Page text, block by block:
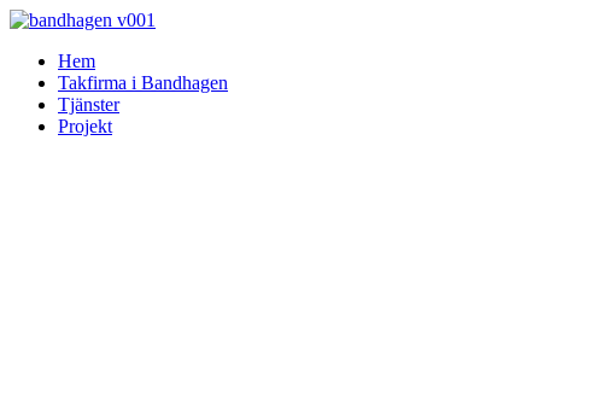
Skip
contentHem
Takfirma i Bandhagen
Tjänster
Projekt